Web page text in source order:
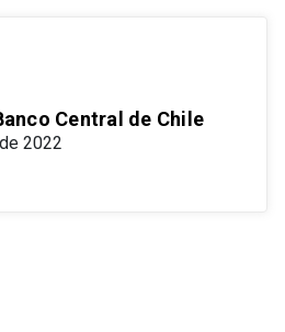
Central de Chile
2022